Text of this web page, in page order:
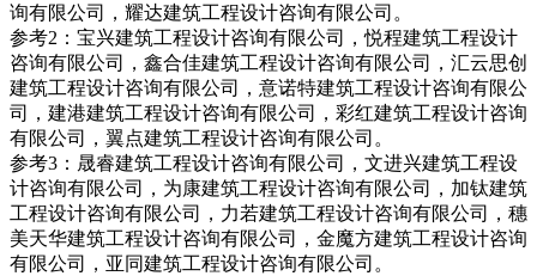
询有限公司，耀达建筑工程设计咨询有限公司。
参考2：宝兴建筑工程设计咨询有限公司，悦程建筑工程设计
咨询有限公司，鑫合佳建筑工程设计咨询有限公司，汇云思创
建筑工程设计咨询有限公司，意诺特建筑工程设计咨询有限公
司，建港建筑工程设计咨询有限公司，彩红建筑工程设计咨询
有限公司，翼点建筑工程设计咨询有限公司。
参考3：晟睿建筑工程设计咨询有限公司，文进兴建筑工程设
计咨询有限公司，为康建筑工程设计咨询有限公司，加钛建筑
工程设计咨询有限公司，力若建筑工程设计咨询有限公司，穗
美天华建筑工程设计咨询有限公司，金魔方建筑工程设计咨询
有限公司，亚同建筑工程设计咨询有限公司。